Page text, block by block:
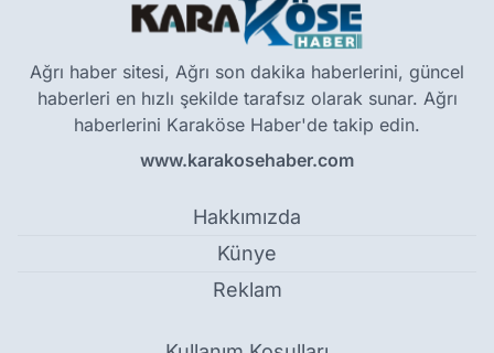
Ağrı haber sitesi, Ağrı son dakika haberlerini, güncel
haberleri en hızlı şekilde tarafsız olarak sunar. Ağrı
haberlerini Karaköse Haber'de takip edin.
www.karakosehaber.com
Hakkımızda
Künye
Reklam